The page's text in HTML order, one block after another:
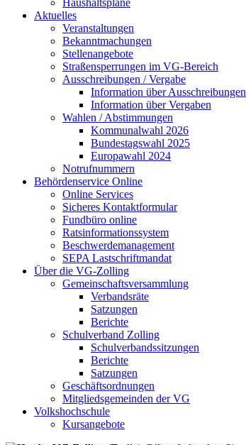
Haushaltspläne
Aktuelles
Veranstaltungen
Bekanntmachungen
Stellenangebote
Straßensperrungen im VG-Bereich
Ausschreibungen / Vergabe
Information über Ausschreibungen
Information über Vergaben
Wahlen / Abstimmungen
Kommunalwahl 2026
Bundestagswahl 2025
Europawahl 2024
Notrufnummern
Behördenservice Online
Online Services
Sicheres Kontaktformular
Fundbüro online
Ratsinformationssystem
Beschwerdemanagement
SEPA Lastschriftmandat
Über die VG-Zolling
Gemeinschaftsversammlung
Verbandsräte
Satzungen
Berichte
Schulverband Zolling
Schulverbandssitzungen
Berichte
Satzungen
Geschäftsordnungen
Mitgliedsgemeinden der VG
Volkshochschule
Kursangebote